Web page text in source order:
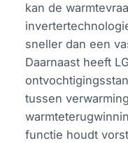
kan de
sneller dan een
Daarnaast heeft
tussen
functie houdt